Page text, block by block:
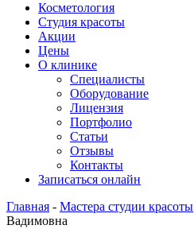
Косметология
Студия красоты
Акции
Цены
О клинике
Специалисты
Оборудование
Лицензия
Портфолио
Статьи
Отзывы
Контакты
Записаться онлайн
Главная - Мастера студии красоты
Вадимовна